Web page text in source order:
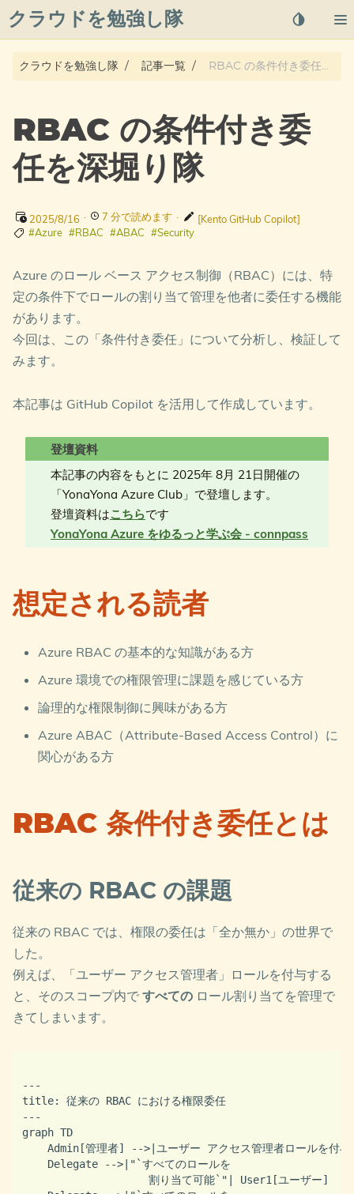
クラウドを勉強し隊
About
Qiita
プライバシーポリシー
azure overview
クラウドを勉強し隊 記事一覧 RBAC の条件付き委任を深堀り隊
RBAC の条件付き委
任を深堀り隊
2025/8/16 · 7 分で読めます ·
[Kento GitHub Copilot]
#Azure #RBAC #ABAC #Security
Azure のロール ベース アクセス制御（RBAC）には、特
定の条件下でロールの割り当て管理を他者に委任する機能
があります。
今回は、この「条件付き委任」について分析し、検証して
みます。
本記事は GitHub Copilot を活用して作成しています。
本記事の内容をもとに 2025年 8月 21日開催の
「YonaYona Azure Club」で登壇します。
登壇資料はこちらです
YonaYona Azure をゆるっと学ぶ会 - connpass
想定される読者
Azure RBAC の基本的な知識がある方
Azure 環境での権限管理に課題を感じている方
論理的な権限制御に興味がある方
Azure ABAC（Attribute-Based Access Control）に
関心がある方
RBAC 条件付き委任とは
従来の RBAC の課題
従来の RBAC では、権限の委任は「全か無か」の世界で
した。
例えば、「ユーザー アクセス管理者」ロールを付与する
と、そのスコープ内で すべての ロール割り当てを管理で
きてしまいます。
---
title: 従来の RBAC における権限委任
---
graph TD
Admin[管理者] -->|ユーザー アクセス管理者ロールを付
    Delegate -->|"`すべてのロールを
                    割り当て可能`"| User1[ユーザー]